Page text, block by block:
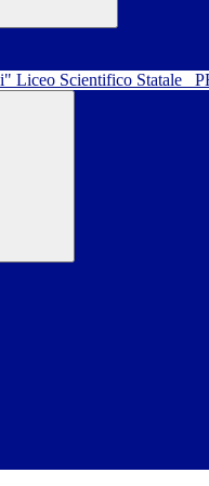
Liceo Scientifico Statale